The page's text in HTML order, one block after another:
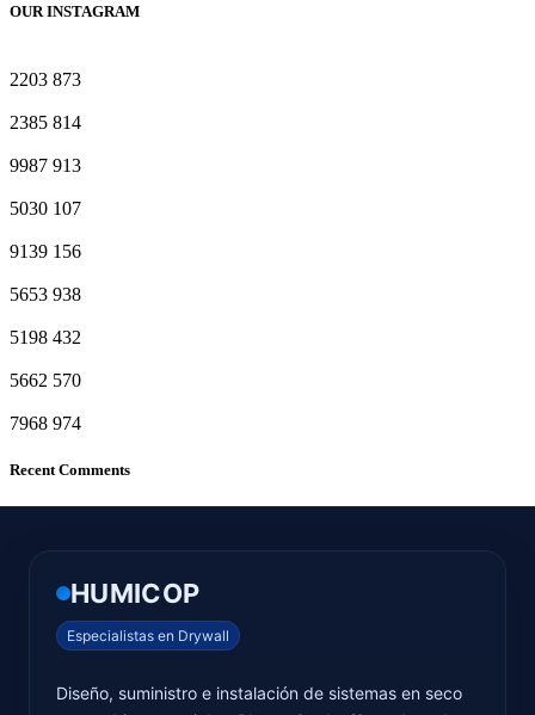
OUR INSTAGRAM
2203 873
2385 814
9987 913
5030 107
9139 156
5653 938
5198 432
5662 570
7968 974
Recent Comments
HUMICOP
Especialistas en Drywall
Diseño, suministro e instalación de sistemas en seco